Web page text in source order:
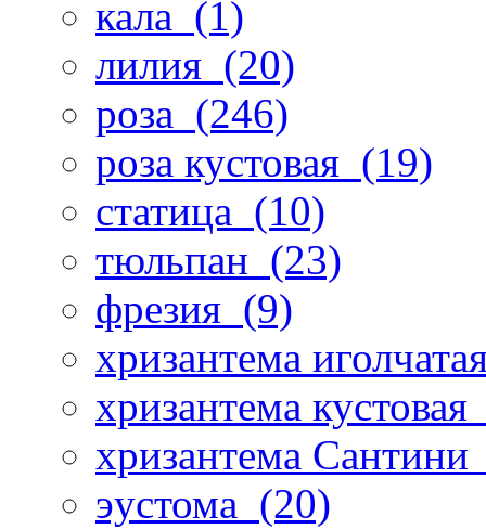
кала (1)
лилия (20)
роза (246)
роза кустовая (19)
статица (10)
тюльпан (23)
фрезия (9)
хризантема
хризантема кустовая
хризантема Сантини
эустома (20)